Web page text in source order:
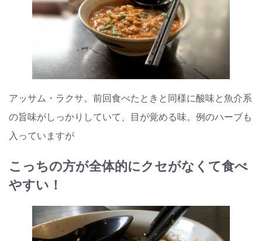
アッサム・ラクサ。前回食べたときと同様に酸味と魚介系
の旨味がしっかりしていて、目が覚める味。例のハーブも
入っていますが
こっちの方が全体的にクセがなくて食べ
やすい！